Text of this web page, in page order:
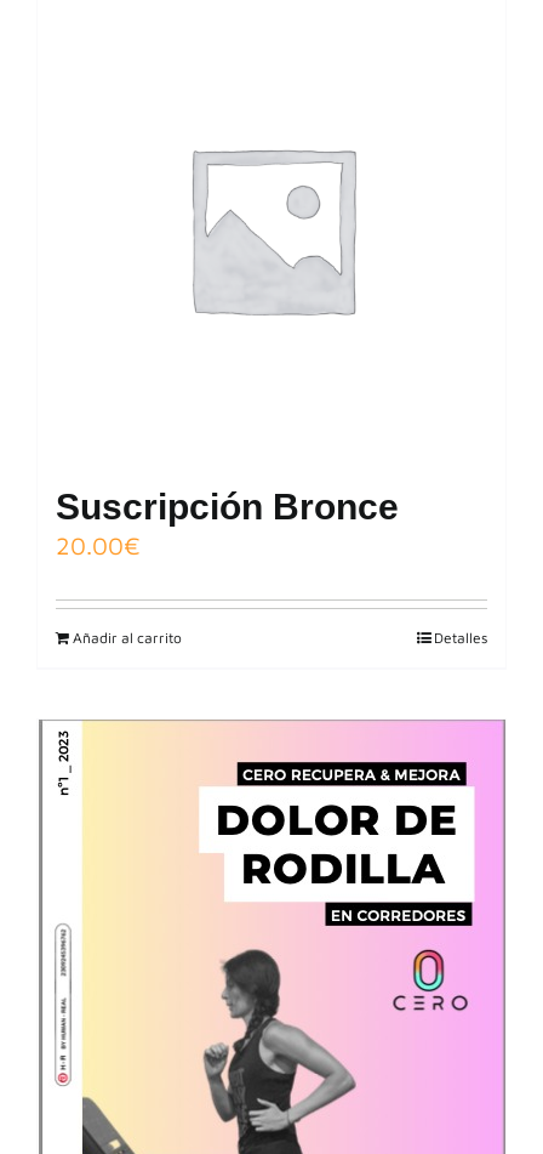
Suscripción Bronce
20.00€
Añadir al carrito Detalles